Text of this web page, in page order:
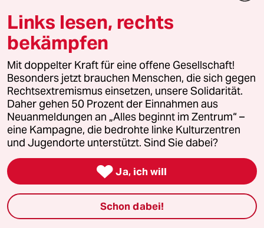
Diese ökologisch völlig unsinnige
Richtung, hin zur Verbrennung, wird
jetzt von mehr und mehr Leuten (auch
Fachleuten!) kritisiert.
Die Ausscheidungen von Mensch und
Tier gehörten immer als Dünger
zurück auf den Boden. Durch die
Zugabe von immer mehr nicht
abbaubaren Stoffen (Giften) wurde
ein Dünger zum Sondermüll.
Sackgasse.
Als erster Nährstoff wird nun
Phosphor knapp und mann fängt an
den Phosphor mit viel Technik, meist
verbunden mit Verbrennung,
herauszufiltern. Das ist kein
Links lesen, rechts
bekämpfen
Mit doppelter Kraft für eine offene Gesellschaft!
Besonders jetzt brauchen Menschen, die sich gegen
Rechtsextremismus einsetzen, unsere Solidarität.
Daher gehen 50 Prozent der Einnahmen aus
Neuanmeldungen an „Alles beginnt im Zentrum“ –
eine Kampagne, die bedrohte linke Kulturzentren
und Jugendorte unterstützt. Sind Sie dabei?
 Ja, ich will
Schon dabei!